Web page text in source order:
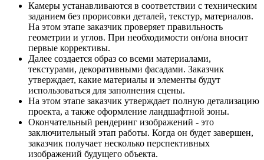
Камеры устанавливаются в соответствии с техническим
заданием без прорисовки деталей, текстур, материалов.
На этом этапе заказчик проверяет правильность
геометрии и углов. При необходимости он/она вносит
первые коррективы.
Далее создается образ со всеми материалами,
текстурами, декоративными фасадами. Заказчик
утверждает, какие материалы и элементы будут
использоваться для заполнения сцены.
На этом этапе заказчик утверждает полную детализацию
проекта, а также оформление ландшафтной зоны.
Окончательный рендеринг изображений - это
заключительный этап работы. Когда он будет завершен,
заказчик получает несколько перспективных
изображений будущего объекта.